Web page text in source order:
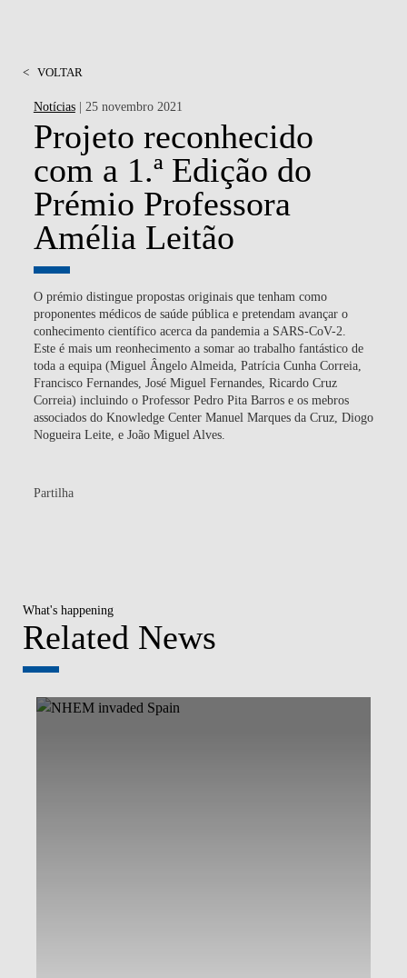
< VOLTAR
Notícias| 25 novembro 2021
Projeto reconhecido
com a 1.ª Edição do
Prémio Professora
Amélia Leitão
O prémio distingue propostas originais que tenham como
proponentes médicos de saúde pública e pretendam avançar o
conhecimento científico acerca da pandemia a SARS-CoV-2.
Este é mais um reonhecimento a somar ao trabalho fantástico de
toda a equipa (Miguel Ângelo Almeida, Patrícia Cunha Correia,
Francisco Fernandes, José Miguel Fernandes, Ricardo Cruz
Correia) incluindo o Professor Pedro Pita Barros e os mebros
associados do Knowledge Center Manuel Marques da Cruz, Diogo
Nogueira Leite, e João Miguel Alves.
Partilha
What's happening
Related News